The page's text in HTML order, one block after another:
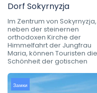
Dorf Sokyrnyzja
Im Zentrum von Sokyrnyzja,
neben der steinernen
orthodoxen Kirche der
Himmelfahrt der Jungfrau
Maria, können Touristen die
Schönheit der gotischen
Замки